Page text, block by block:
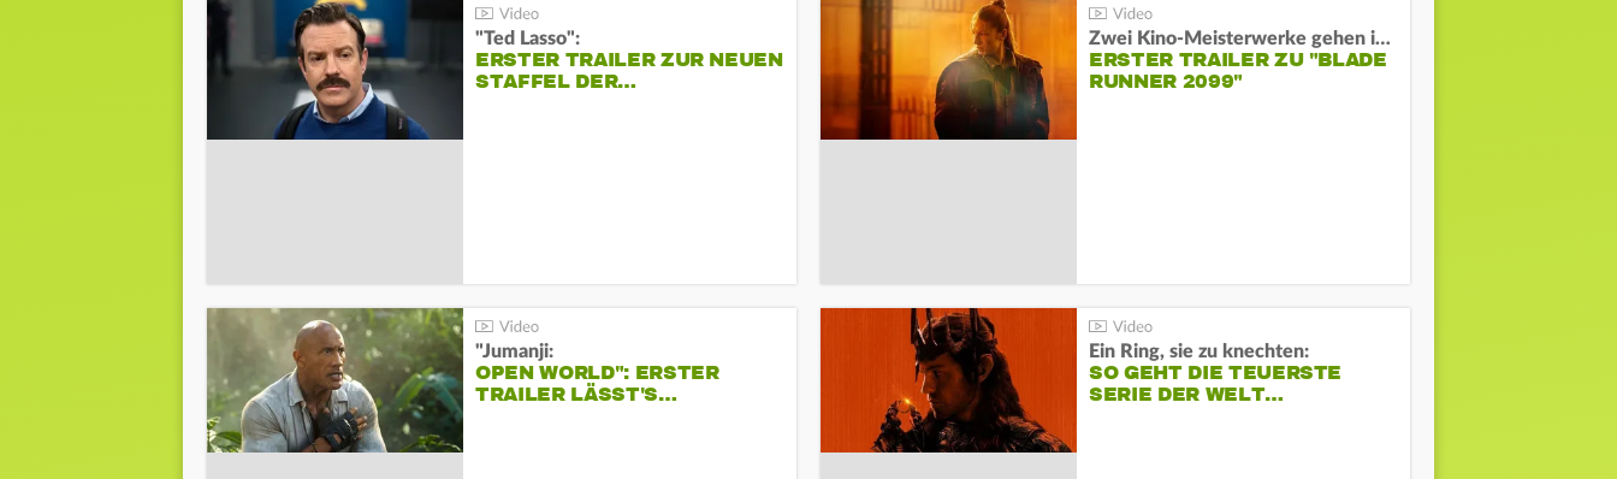
"Ted Lasso":
ERSTER TRAILER ZUR NEUEN
STAFFEL DER…
Zwei Kino-Meisterwerke gehen in Serie:
ERSTER TRAILER ZU "BLADE
RUNNER 2099"
"Jumanji:
OPEN WORLD": ERSTER
TRAILER LÄSST'S…
Ein Ring, sie zu knechten:
SO GEHT DIE TEUERSTE
SERIE DER WELT…